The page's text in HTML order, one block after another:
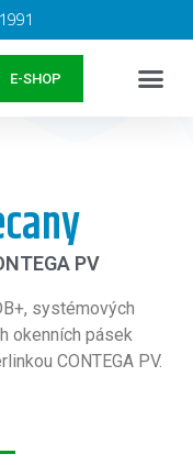
E-SHOP
PV
systémových
okenních pásek
CONTEGA PV.